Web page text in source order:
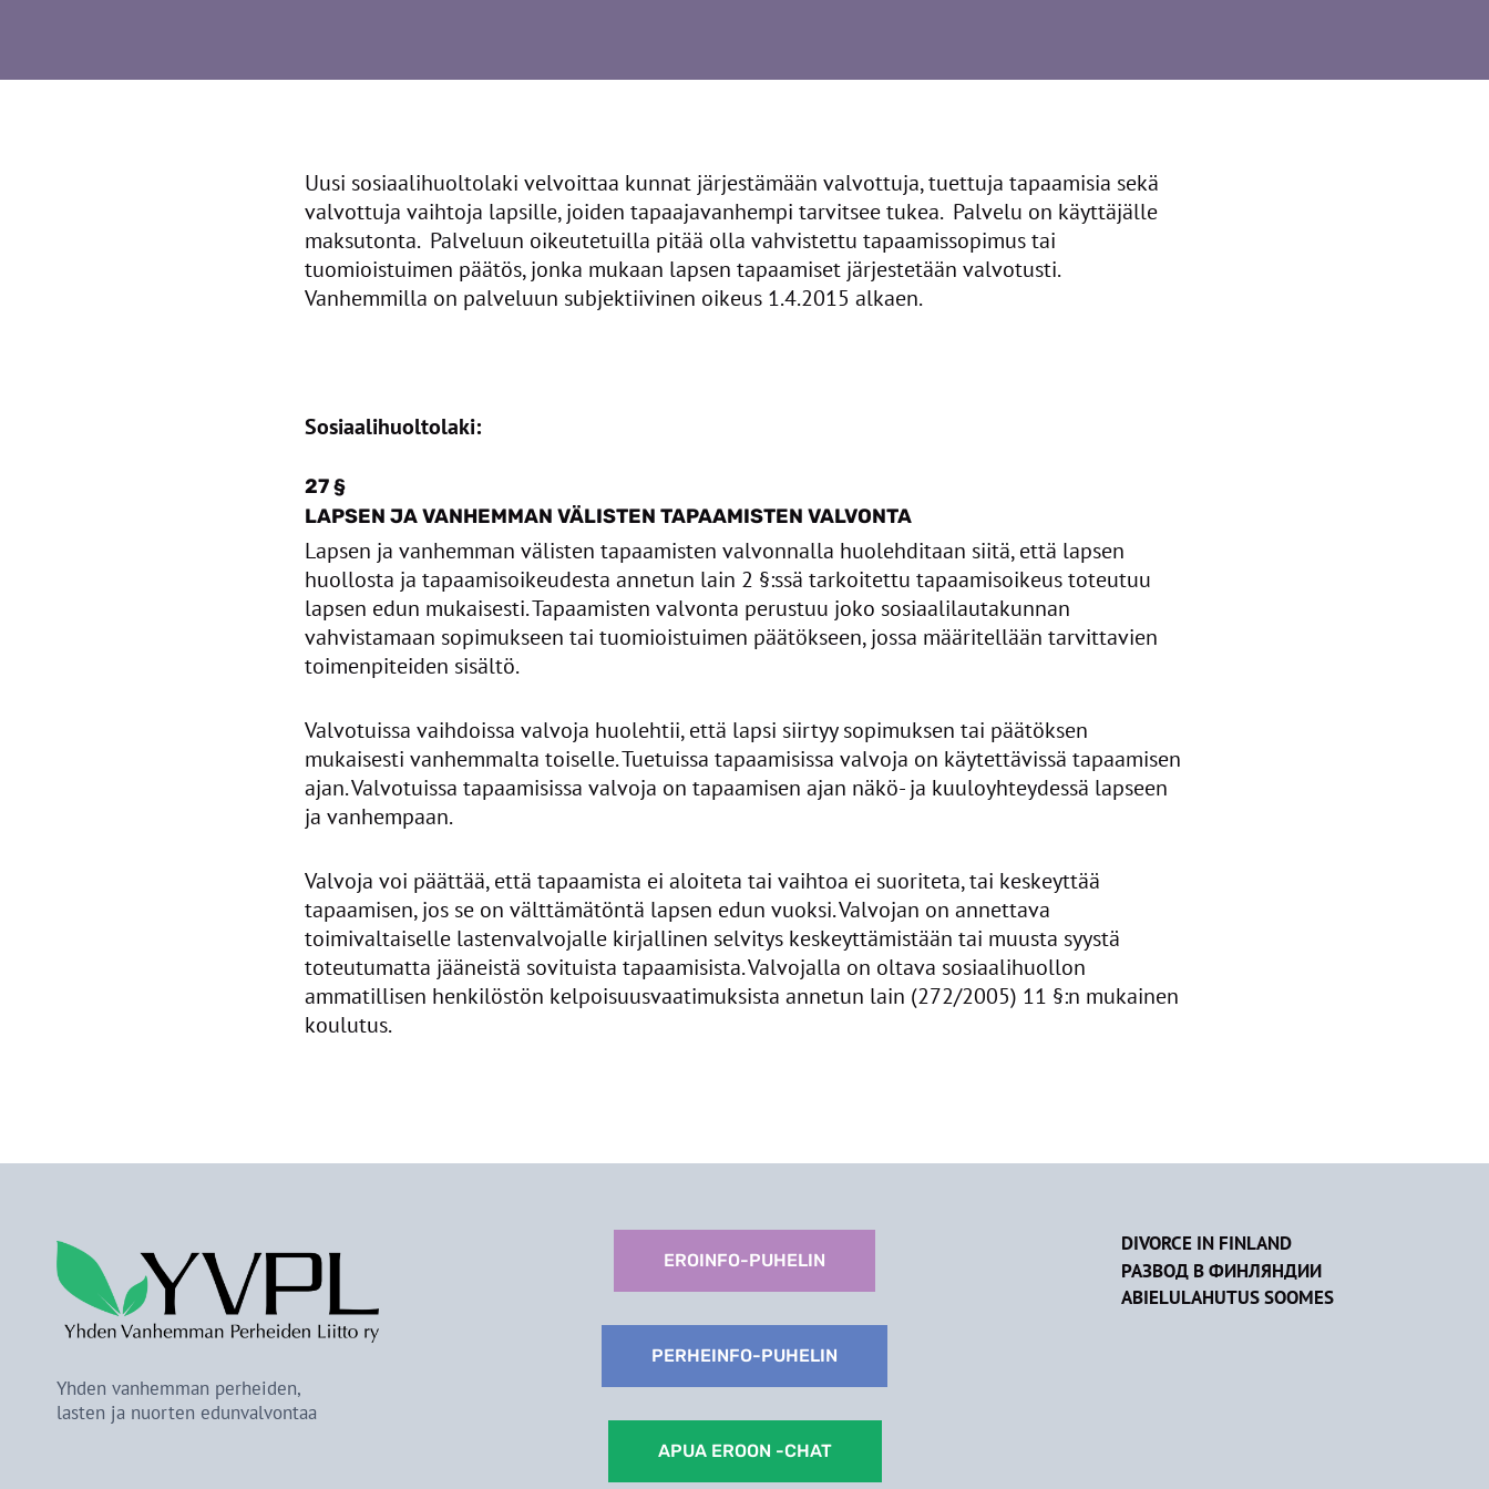
Uusi sosiaalihuoltolaki velvoittaa kunnat järjestämään valvottuja, tuettuja tapaamisia sekä
valvottuja vaihtoja lapsille, joiden tapaajavanhempi tarvitsee tukea. Palvelu on käyttäjälle
maksutonta. Palveluun oikeutetuilla pitää olla vahvistettu tapaamissopimus tai
tuomioistuimen päätös, jonka mukaan lapsen tapaamiset järjestetään valvotusti.
Vanhemmilla on palveluun subjektiivinen oikeus 1.4.2015 alkaen.
Sosiaalihuoltolaki:
27 §
LAPSEN JA VANHEMMAN VÄLISTEN TAPAAMISTEN VALVONTA
Lapsen ja vanhemman välisten tapaamisten valvonnalla huolehditaan siitä, että lapsen
huollosta ja tapaamisoikeudesta annetun lain 2 §:ssä tarkoitettu tapaamisoikeus toteutuu
lapsen edun mukaisesti. Tapaamisten valvonta perustuu joko sosiaalilautakunnan
vahvistamaan sopimukseen tai tuomioistuimen päätökseen, jossa määritellään tarvittavien
toimenpiteiden sisältö.
Valvotuissa vaihdoissa valvoja huolehtii, että lapsi siirtyy sopimuksen tai päätöksen
mukaisesti vanhemmalta toiselle. Tuetuissa tapaamisissa valvoja on käytettävissä tapaamisen
ajan. Valvotuissa tapaamisissa valvoja on tapaamisen ajan näkö- ja kuuloyhteydessä lapseen
ja vanhempaan.
Valvoja voi päättää, että tapaamista ei aloiteta tai vaihtoa ei suoriteta, tai keskeyttää
tapaamisen, jos se on välttämätöntä lapsen edun vuoksi. Valvojan on annettava
toimivaltaiselle lastenvalvojalle kirjallinen selvitys keskeyttämistään tai muusta syystä
toteutumatta jääneistä sovituista tapaamisista. Valvojalla on oltava sosiaalihuollon
ammatillisen henkilöstön kelpoisuusvaatimuksista annetun lain (272/2005) 11 §:n mukainen
koulutus.
Yhden vanhemman perheiden,
lasten ja nuorten edunvalvontaa
EROINFO-PUHELIN
PERHEINFO-PUHELIN
APUA EROON -CHAT
DIVORCE IN FINLAND
РАЗВОД В ФИНЛЯНДИИ
ABIELULAHUTUS SOOMES